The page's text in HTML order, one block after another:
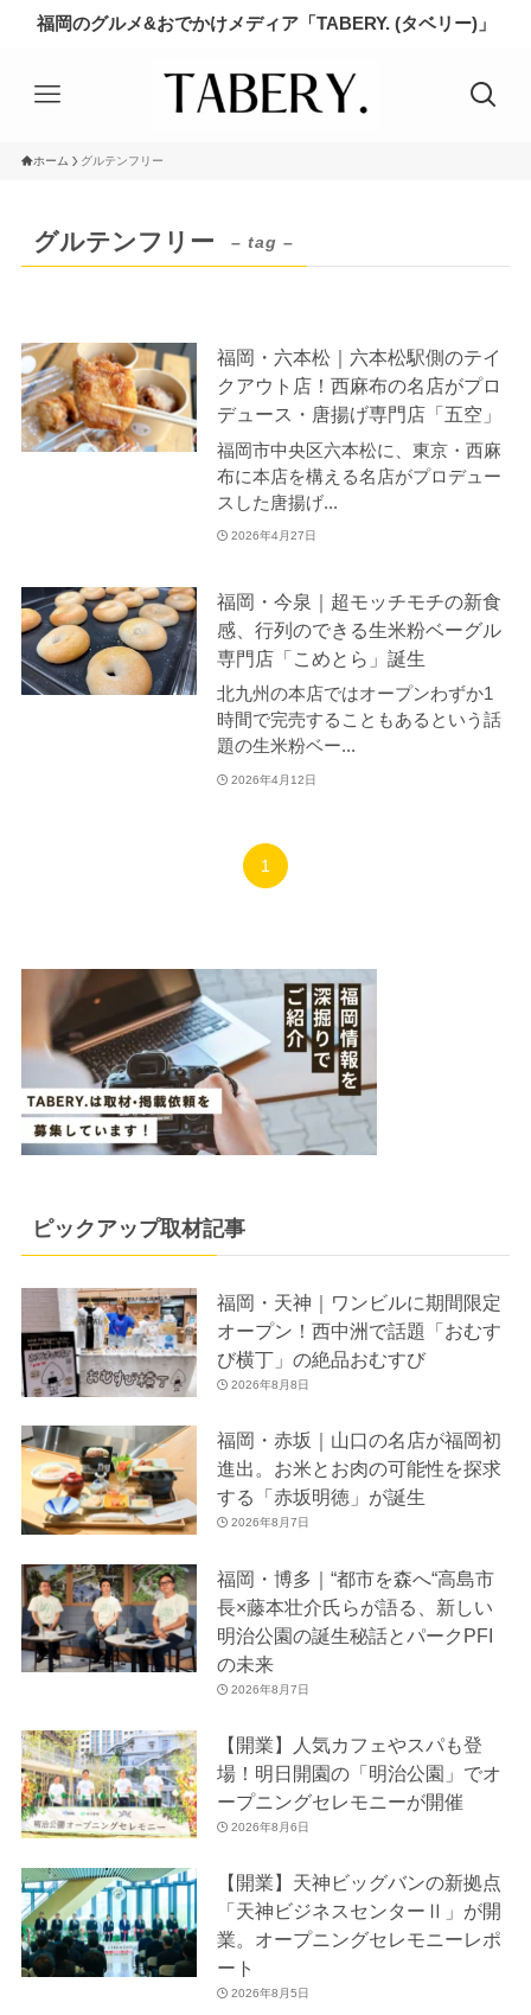
福岡のグルメ&おでかけメディア「TABERY. (タベリー)」
ホーム グルテンフリー
グルテンフリー – tag –
福岡・六本松｜六本松駅側のテイ
クアウト店！西麻布の名店がプロ
デュース・唐揚げ専門店「五空」
福岡市中央区六本松に、東京・西麻
布に本店を構える名店がプロデュー
スした唐揚げ...
2026年4月27日
福岡・今泉｜超モッチモチの新食
感、行列のできる生米粉ベーグル
専門店「こめとら」誕生
北九州の本店ではオープンわずか1
時間で完売することもあるという話
題の生米粉ベー...
2026年4月12日
1
ピックアップ取材記事
福岡・天神｜ワンビルに期間限定
オープン！西中洲で話題「おむす
び横丁」の絶品おむすび
2026年8月8日
福岡・赤坂｜山口の名店が福岡初
進出。お米とお肉の可能性を探求
する「赤坂明徳」が誕生
2026年8月7日
福岡・博多｜“都市を森へ“高島市
長×藤本壮介氏らが語る、新しい
明治公園の誕生秘話とパークPFI
の未来
2026年8月7日
【開業】人気カフェやスパも登
場！明日開園の「明治公園」でオ
ープニングセレモニーが開催
2026年8月6日
【開業】天神ビッグバンの新拠点
「天神ビジネスセンターⅡ」が開
業。オープニングセレモニーレポ
ート
2026年8月5日